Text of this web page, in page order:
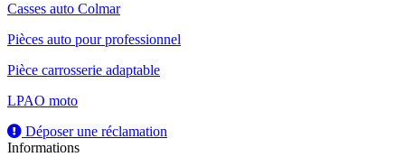
Casses auto Colmar
Pièces auto pour professionnel
Pièce carrosserie adaptable
LPAO moto
Déposer une réclamation
Informations